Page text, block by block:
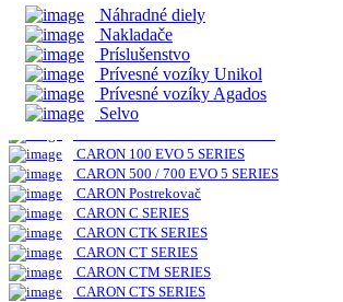
Náhradné diely
Nakladače
Príslušenstvo
Prívesné vozíky Unikol
Prívesné vozíky Agados
Selvo
Séria 8
Séria 11
Séria EZ
CARON
CARON 100 EVO 5 SERIES
CARON 500 / 700 EVO 5 SERIES
CARON Postrekovač
CARON C SERIES
CARON CTK SERIES
CARON CT SERIES
CARON CTM SERIES
CARON CTS SERIES